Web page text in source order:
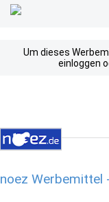
Um dieses
einloggen
noez Werbemittel